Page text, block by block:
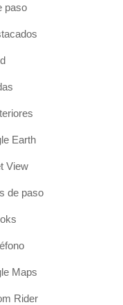
paso
Earth
View
de paso
Maps
Rider